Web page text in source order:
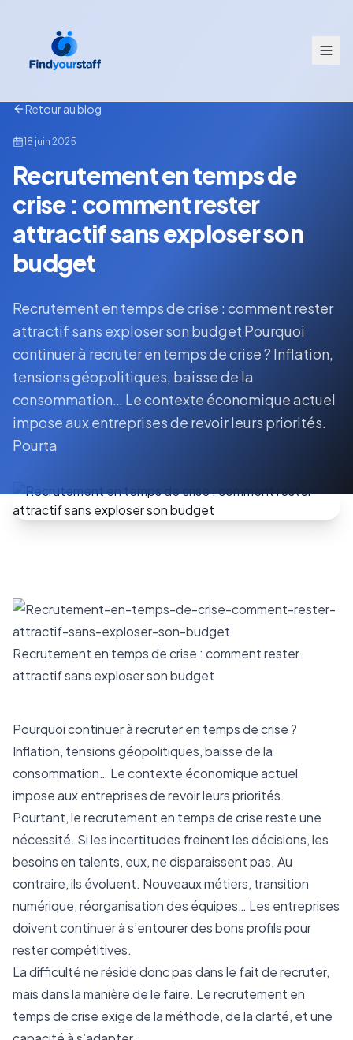
Retour au blog
18 juin 2025
Recrutement en temps de
crise : comment rester
attractif sans exploser son
budget
Recrutement en temps de crise : comment rester
attractif sans exploser son budget Pourquoi
continuer à recruter en temps de crise ? Inflation,
tensions géopolitiques, baisse de la
consommation… Le contexte économique actuel
impose aux entreprises de revoir leurs priorités.
Pourta
Recrutement en temps de crise : comment rester
attractif sans exploser son budget
Pourquoi continuer à recruter en temps de crise ?
Inflation, tensions géopolitiques, baisse de la
consommation… Le contexte économique actuel
impose aux entreprises de revoir leurs priorités.
Pourtant, le recrutement en temps de crise reste une
nécessité. Si les incertitudes freinent les décisions, les
besoins en talents, eux, ne disparaissent pas. Au
contraire, ils évoluent. Nouveaux métiers, transition
numérique, réorganisation des équipes… Les entreprises
doivent continuer à s’entourer des bons profils pour
rester compétitives.
La difficulté ne réside donc pas dans le fait de recruter,
mais dans la manière de le faire. Le recrutement en
temps de crise exige de la méthode, de la clarté, et une